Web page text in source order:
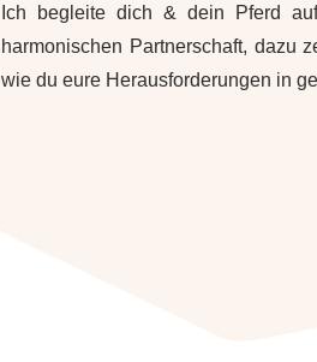
Ich begleite dich & dein Pferd
harmonischen Partnerschaft, dazu
wie du eure Herausforderungen in